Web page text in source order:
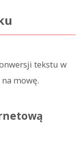
tekstu w
mowę.